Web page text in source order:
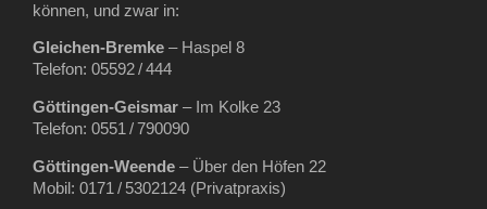
können, und zwar in:
Gleichen‑Bremke – Haspel 8
Telefon: 05592 / 444
Göttingen‑Geismar – Im Kolke 23
Telefon: 0551 / 790090
Göttingen‑Weende – Über den Höfen 22
Mobil: 0171 / 5302124 (Privatpraxis)